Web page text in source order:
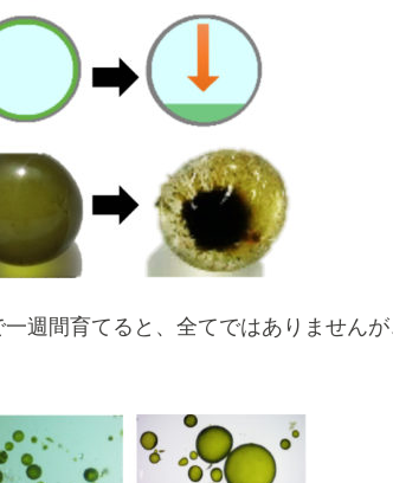
週間育てると、全てではありません